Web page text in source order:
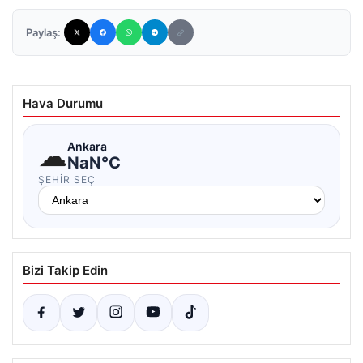
Paylaş:
Hava Durumu
☁Ankara
NaN°C
ŞEHIR SEÇ
Bizi Takip Edin